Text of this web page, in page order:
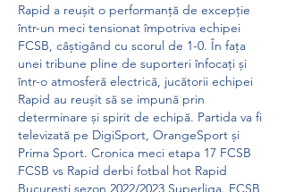
Rapid a reușit o performanță de excepție
într-un meci tensionat împotriva echipei
FCSB, câștigând cu scorul de 1-0. În fața
unei tribune pline de suporteri înfocați și
într-o atmosferă electrică, jucătorii echipei
Rapid au reușit să se impună prin
determinare și spirit de echipă. Partida va fi
televizată pe DigiSport, OrangeSport și
Prima Sport. Cronica meci etapa 17 FCSB
FCSB vs Rapid derbi fotbal hot Rapid
Bucuresti sezon 2022/2023 Superliga. FCSB